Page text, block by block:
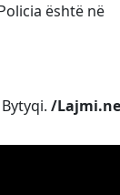
është në
/